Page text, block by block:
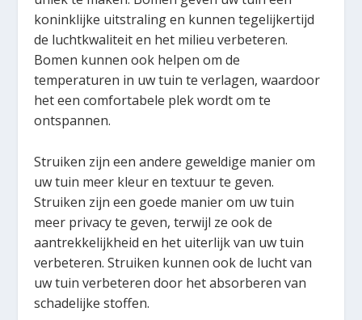
koninklijke uitstraling en kunnen tegelijkertijd
de luchtkwaliteit en het milieu verbeteren.
Bomen kunnen ook helpen om de
temperaturen in uw tuin te verlagen, waardoor
het een comfortabele plek wordt om te
ontspannen.
Struiken zijn een andere geweldige manier om
uw tuin meer kleur en textuur te geven.
Struiken zijn een goede manier om uw tuin
meer privacy te geven, terwijl ze ook de
aantrekkelijkheid en het uiterlijk van uw tuin
verbeteren. Struiken kunnen ook de lucht van
uw tuin verbeteren door het absorberen van
schadelijke stoffen.